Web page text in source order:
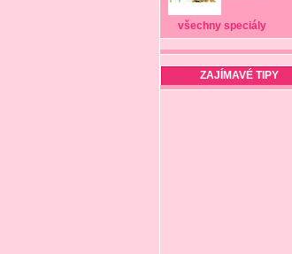
všechny speciály
ZAJÍMAVÉ TIPY